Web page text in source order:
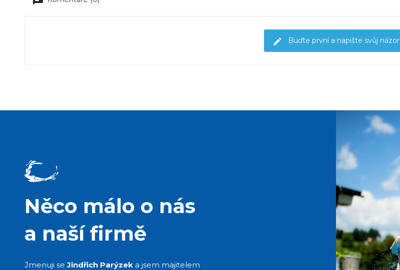
Buďte první a napište svůj názor
Něco málo o nás
a naší firmě
Jmenuji seJindřich Parýzeka jsem majitelem